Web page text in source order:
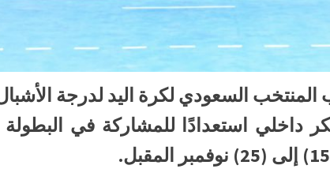
داخلي استعدادًا للمشاركة في البطولة